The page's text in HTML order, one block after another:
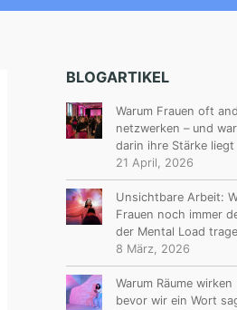
BLOGARTIKEL
Warum Frauen oft
netzwerken – und
darin ihre Stärke liegt
21 April, 2026
Unsichtbare Arbeit:
Frauen noch immer
der Mental Load
8 März, 2026
Warum Räume
bevor wir ein Wort